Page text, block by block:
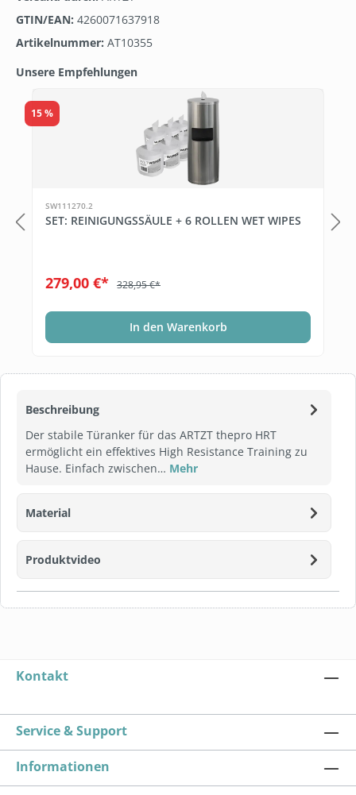
Beschreibung
Der stabile Türanker für das ARTZT thepro HRT
ermöglicht ein effektives High Resistance Training zu
Hause. Einfach zwischen… Mehr
Material
Produktvideo
GTIN/EAN: 4260071637918
Artikelnummer: AT10355
Unsere Empfehlungen
15 %
SW111270.2
SET: REINIGUNGSSÄULE + 6 ROLLEN WET WIPES
279,00 €* 328,95 €*
In den Warenkorb
Kontakt
Service & Support
Informationen